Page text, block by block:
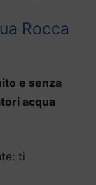
Rocca
e senza
acqua
ti